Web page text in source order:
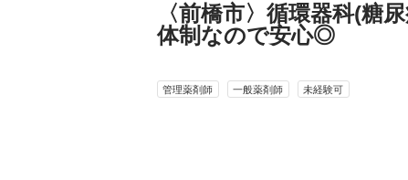
〈前橋市〉循環器科(糖
体制なので安心◎
管理薬剤師 一般薬剤師 未経験可